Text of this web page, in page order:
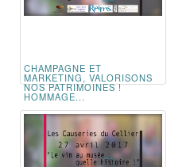
CHAMPAGNE ET
MARKETING, VALORISONS
NOS PATRIMOINES !
HOMMAGE...